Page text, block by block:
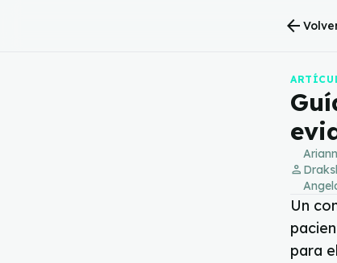
arrow_back
person
Un
para